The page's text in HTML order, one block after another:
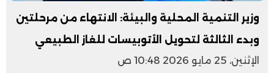
وزير التنمية المحلية والبيئة: الانتهاء من مرحلتين
وبدء الثالثة لتحويل الأتوبيسات للغاز الطبيعي
الإثنين، 25 مايو 2026 10:48 ص